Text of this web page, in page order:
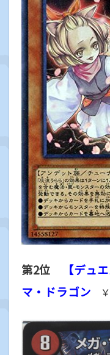
第2位
【デュ
マ・ドラゴン ￥